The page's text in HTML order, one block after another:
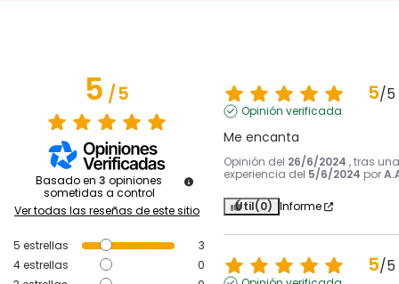
5/5
Basado en 3 opiniones
sometidas a control
Ver todas las reseñas de este sitio
5 estrellas
3
4estrellas
0
5/5
Opinión verificada
Me encanta
Opinión del 26/6/2024 , tras una
experiencia del 5/6/2024 por
Útil(0) Informe
5/5